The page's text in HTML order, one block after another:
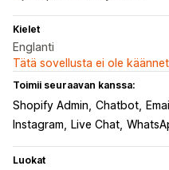
Kielet
Englanti
Tätä sovellusta ei ole
Toimii seuraavan kanssa:
Shopify Admin Chatbot Email
Instagram
Live Chat
Luokat